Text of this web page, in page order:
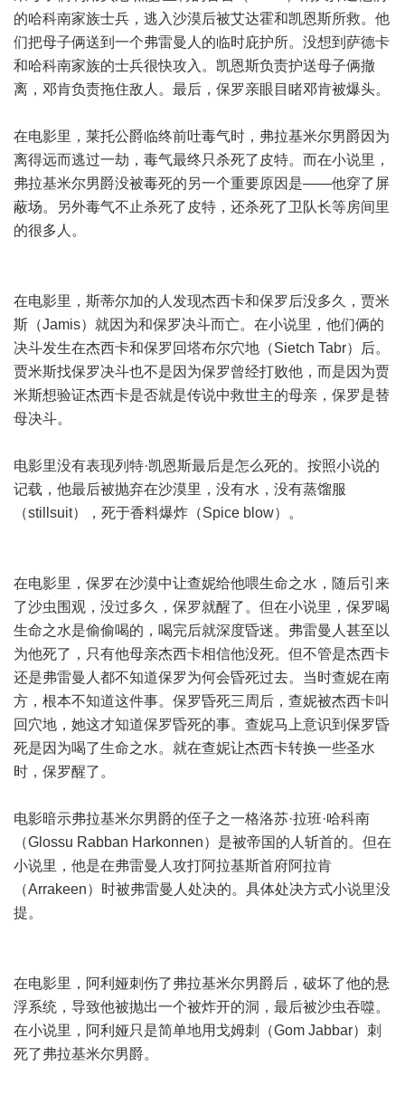
的哈科南家族士兵，逃入沙漠后被艾达霍和凯恩斯所救。他
们把母子俩送到一个弗雷曼人的临时庇护所。没想到萨德卡
和哈科南家族的士兵很快攻入。凯恩斯负责护送母子俩撤
离，邓肯负责拖住敌人。最后，保罗亲眼目睹邓肯被爆头。
在电影里，莱托公爵临终前吐毒气时，弗拉基米尔男爵因为
离得远而逃过一劫，毒气最终只杀死了皮特。而在小说里，
弗拉基米尔男爵没被毒死的另一个重要原因是——他穿了屏
蔽场。另外毒气不止杀死了皮特，还杀死了卫队长等房间里
的很多人。
在电影里，斯蒂尔加的人发现杰西卡和保罗后没多久，贾米
斯（Jamis）就因为和保罗决斗而亡。在小说里，他们俩的
决斗发生在杰西卡和保罗回塔布尔穴地（Sietch Tabr）后。
贾米斯找保罗决斗也不是因为保罗曾经打败他，而是因为贾
米斯想验证杰西卡是否就是传说中救世主的母亲，保罗是替
母决斗。
电影里没有表现列特·凯恩斯最后是怎么死的。按照小说的
记载，他最后被抛弃在沙漠里，没有水，没有蒸馏服
（stillsuit），死于香料爆炸（Spice blow）。
在电影里，保罗在沙漠中让查妮给他喂生命之水，随后引来
了沙虫围观，没过多久，保罗就醒了。但在小说里，保罗喝
生命之水是偷偷喝的，喝完后就深度昏迷。弗雷曼人甚至以
为他死了，只有他母亲杰西卡相信他没死。但不管是杰西卡
还是弗雷曼人都不知道保罗为何会昏死过去。当时查妮在南
方，根本不知道这件事。保罗昏死三周后，查妮被杰西卡叫
回穴地，她这才知道保罗昏死的事。查妮马上意识到保罗昏
死是因为喝了生命之水。就在查妮让杰西卡转换一些圣水
时，保罗醒了。
电影暗示弗拉基米尔男爵的侄子之一格洛苏·拉班·哈科南
（Glossu Rabban Harkonnen）是被帝国的人斩首的。但在
小说里，他是在弗雷曼人攻打阿拉基斯首府阿拉肯
（Arrakeen）时被弗雷曼人处决的。具体处决方式小说里没
提。
在电影里，阿利娅刺伤了弗拉基米尔男爵后，破坏了他的悬
浮系统，导致他被抛出一个被炸开的洞，最后被沙虫吞噬。
在小说里，阿利娅只是简单地用戈姆刺（Gom Jabbar）刺
死了弗拉基米尔男爵。